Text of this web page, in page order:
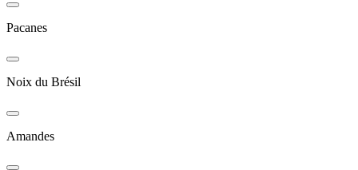
Pacanes
Noix du Brésil
Amandes